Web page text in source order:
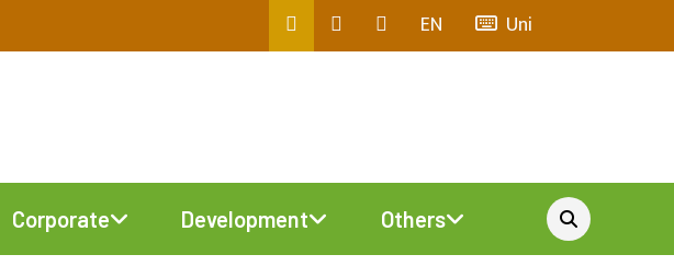
EN Uni
Corporate Development Others